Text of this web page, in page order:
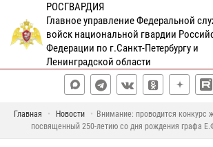
РОСГВАРДИЯ
Главное управление Федеральной
войск национальной гвардии
Федерации по г.Санкт-Петербургу и
Ленинградской области
Главная Новости
Внимание: проводится конкурс
посвященный 250-летию со дня рождения графа